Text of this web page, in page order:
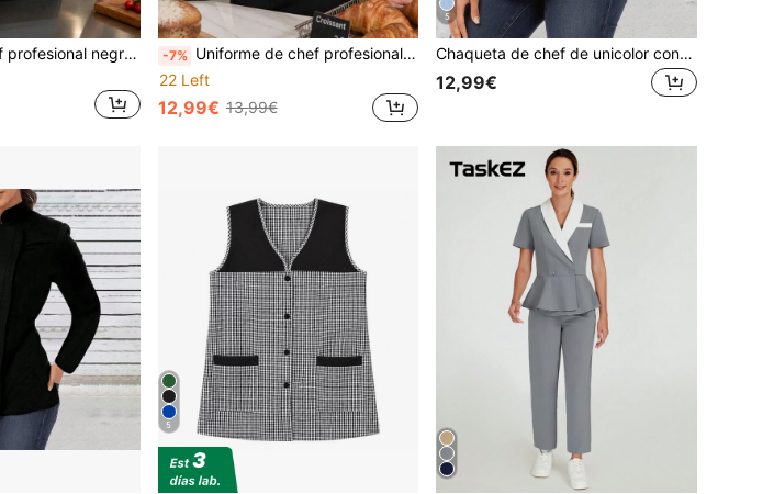
Uniforme de chef profesional negro para mujer, diseño clásico de cuello alto, tela tejida, ajuste regular, ropa de trabajo práctica para otoño
-7% Uniforme de chef profesional negro para mujer, diseño clásico de cuello alto, tela tejida, ajuste regular, ropa de trabajo práctica para otoño
22 Left
12,99€ 13,99€
5
Chaqueta de chef de unicolor con cuello alto para mujer, rosa primavera otoño
12,99€
5